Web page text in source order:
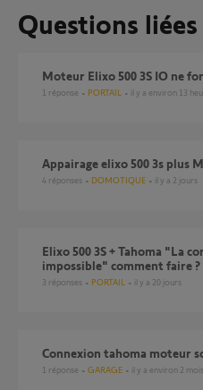
Questions liées
Moteur Elixo 500 3S IO ne
1 réponse PORTAIL il y a environ 13
Appairage elixo 500 3s plus
4 réponses DOMOTIQUE il y a 2 jours
Elixo 500 3S + Tahoma "La commande demandée est
impossible" comment faire ?
3 réponses PORTAIL il y a 20 jours
Connexion tahoma moteur
1 réponse GARAGE il y a environ 2 mois